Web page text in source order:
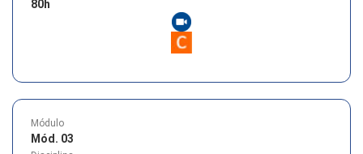
80h
Módulo
Mód. 03